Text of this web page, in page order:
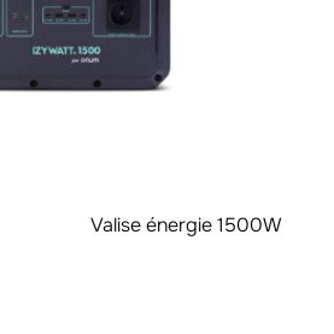
Valise énergie 1500W